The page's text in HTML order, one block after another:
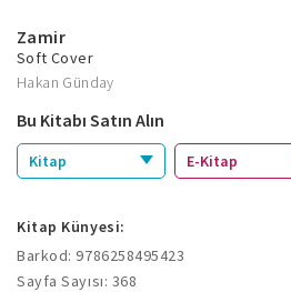
Zamir
Soft Cover
Hakan Günday
Bu Kitabı Satın Alın
Kitap E-Kitap
Kitap Künyesi:
Barkod: 9786258495423
Sayfa Sayısı: 368